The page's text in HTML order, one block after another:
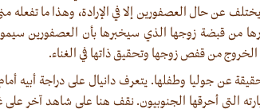
عن حال العصفورين إلا في الإرادة، وهذا ما تفعله
من قبضة زوجها الذي سيخبرها بأن العصفورين
من قفص زوجها وتحقيق ذاتها في الغناء.
عن جوليا وطفلها. يتعرف دانيال على دراجة أبيه
التي أحرقها الجنوبيون. نقف هنا على شاهد آخر على